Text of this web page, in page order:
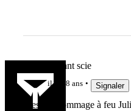
Un riz savant scie
il y a 8 ans Signaler
C'est un hommage à feu